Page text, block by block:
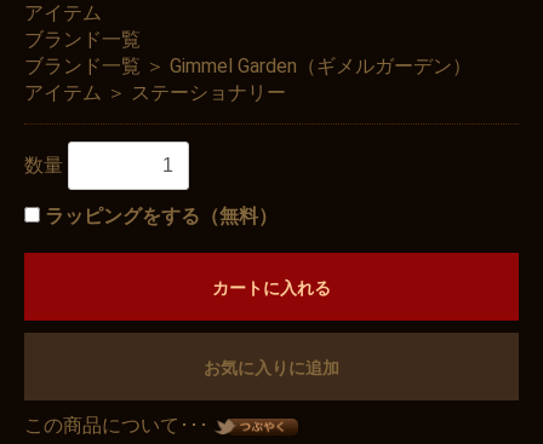
アイテム
ブランド一覧
ブランド一覧 ＞ Gimmel Garden（ギメルガーデン）
アイテム ＞ ステーショナリー
数量
ラッピングをする（無料）
カートに入れる
お気に入りに追加
この商品について･･･